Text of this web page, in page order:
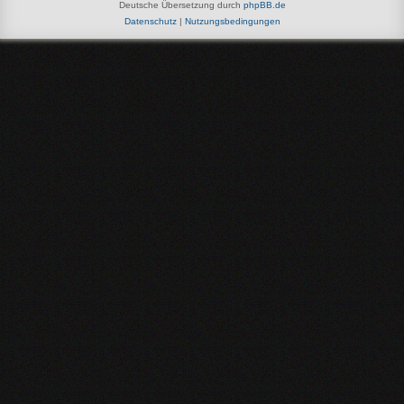
Deutsche Übersetzung durch phpBB.de
Datenschutz| Nutzungsbedingungen